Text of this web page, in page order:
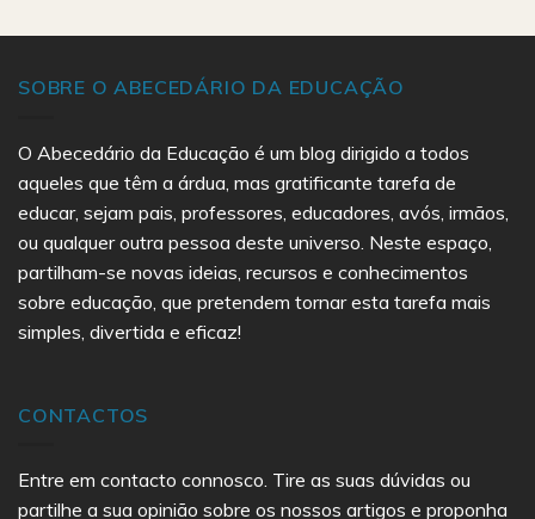
SOBRE O ABECEDÁRIO DA EDUCAÇÃO
O Abecedário da Educação é um blog dirigido a todos
aqueles que têm a árdua, mas gratificante tarefa de
educar, sejam pais, professores, educadores, avós, irmãos,
ou qualquer outra pessoa deste universo. Neste espaço,
partilham-se novas ideias, recursos e conhecimentos
sobre educação, que pretendem tornar esta tarefa mais
simples, divertida e eficaz!
CONTACTOS
Entre em contacto connosco. Tire as suas dúvidas ou
partilhe a sua opinião sobre os nossos artigos e proponha